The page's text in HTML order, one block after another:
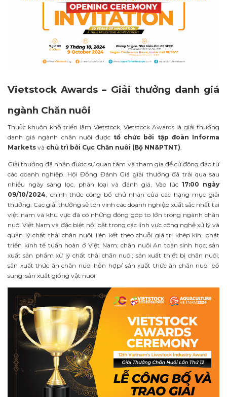
Vietstock Awards – Giải thưởng danh giá
ngành Chăn nuôi
Thuộc khuôn khổ triển lãm Vietstock, Vietstock Awards là giải thưởng
danh giá ngành chăn nuôi được tổ chức bởi tập đoàn Informa
Markets và chủ trì bởi Cục Chăn nuôi (Bộ NN&PTNT).
Giải thưởng đã nhận đươc sự quan tâm và tham gia đề cử đông đảo từ
các doanh nghiệp. Hội Đồng Đánh Giá giải thưởng đã trải qua sau
nhiều ngày sàng lọc, phân loại và đánh giá, Vào lúc 17:00 ngày
09/10/2024, chính thức công bố chủ nhân của các hạng mục giải
thưởng. Các giải thưởng sẽ tôn vinh các doanh nghiệp xuất sắc nhất tai
việt nam và khu vực đã có những đóng góp to lớn trong ngành chăn
nuôi Việt Nam và đặc biệt nổi bật trong các lĩnh vực công nghệ xử lý và
quản lý chất thải chăn nuôi; liên kết theo chuỗi giá trị khép kín; phát
triển kinh tế tuần hoàn ở Việt Nam; chăn nuôi An toàn sinh học; sản
xuất sản phẩm xử lý chất thải chăn nuôi; sản xuất thiết bị chăn nuôi;
sản xuất thức ăn chăn nuôi hỗn hợp/ sản xuất thức ăn chăn nuôi bổ
sung; sản xuất giống vật nuôi.